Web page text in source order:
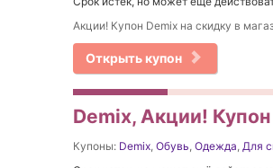
Акции! Купон Demix на скидку в
Открыть купон
Demix, Акции!
Купоны: Demix, Обувь, Одежда, Для